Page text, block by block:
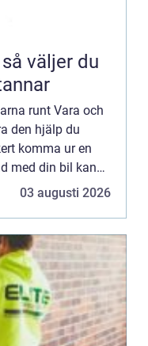
runt Vara och
den hjälp du
komma ur en
med din bil kan
03 augusti 2026